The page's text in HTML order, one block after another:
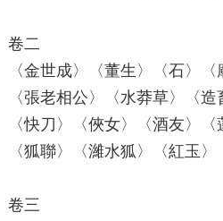
卷二
〈金世成〉〈董生〉〈石〉
〈張老相公〉〈水莽草〉〈
〈快刀〉〈俠女〉〈酒友〉
〈狐聯〉〈濰水狐〉〈紅玉〉
卷三